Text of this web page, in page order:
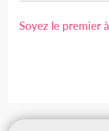
Soyez le premier